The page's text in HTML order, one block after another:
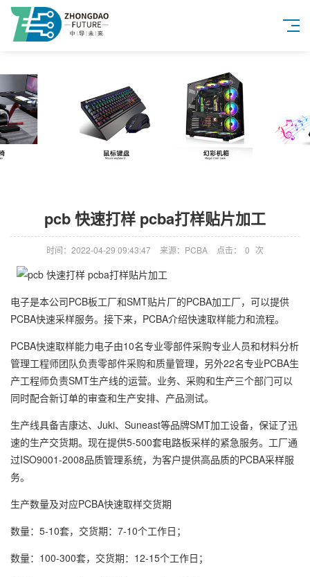
pcb 快速打样 pcba打样贴片加工
时间：2022-04-29 09:43:47 来源：PCBA 点击： 0 次
电子是本公司PCB板工厂和SMT贴片厂的PCBA加工厂，可以提供
PCBA快速采样服务。接下来，PCBA介绍快速取样能力和流程。
PCBA快速取样能力电子由10名专业零部件采购专业人员和材料分析
管理工程师团队负责零部件采购和质量管理，另外22名专业PCBA生
产工程师负责SMT生产线的运营。业务、采购和生产三个部门可以
同时配合新订单的审查和生产安排、产品测试。
生产线具备吉康达、Juki、Suneast等品牌SMT加工设备，保证了迅
速的生产交货期。现在提供5-500套电路板采样的紧急服务。工厂通
过ISO9001-2008品质管理系统，为客户提供高品质的PCBA采样服
务。
生产数量及对应PCBA快速取样交货期
数量：5-10套，交货期：7-10个工作日；
数量：100-300套，交货期：12-15个工作日；